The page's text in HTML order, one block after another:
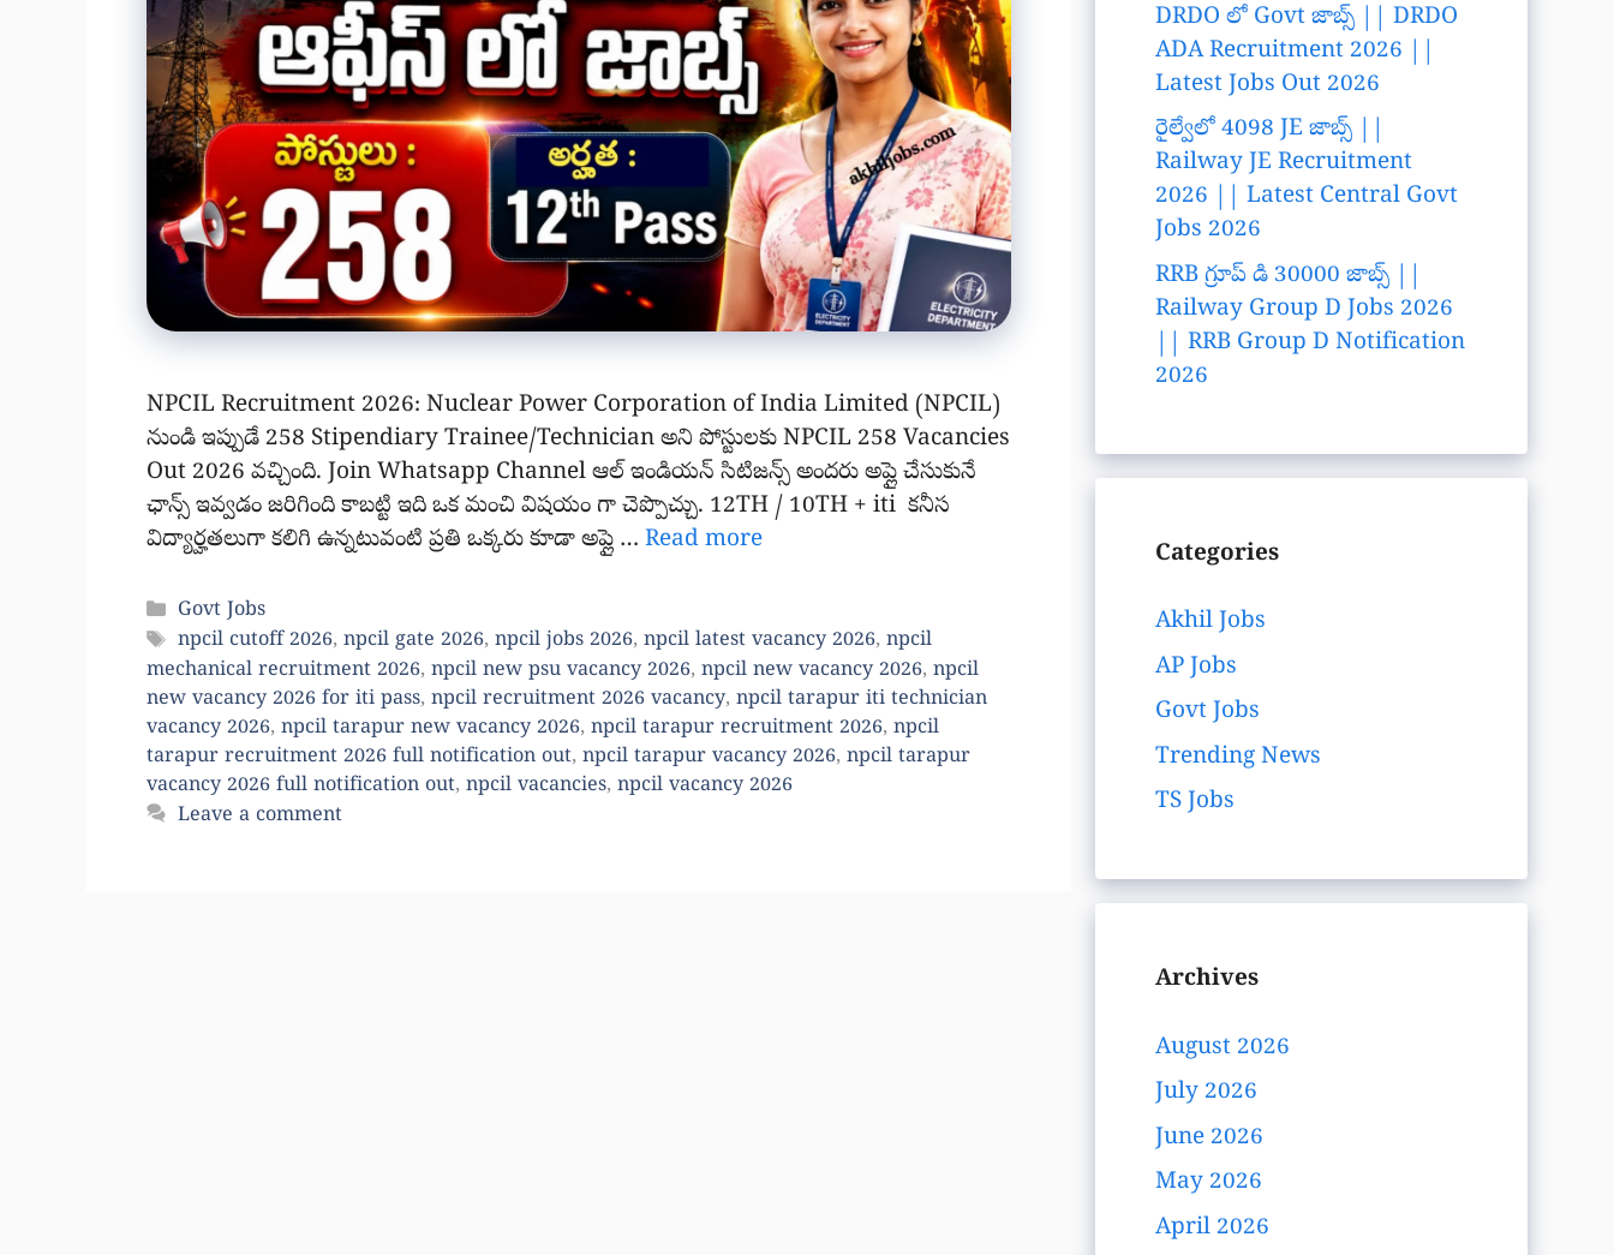
NPCIL Recruitment 2026: Nuclear Power Corporation of India Limited (NPCIL)
నుండి ఇప్పుడే 258 Stipendiary Trainee/Technician అని పోస్టులకు NPCIL 258 Vacancies
Out 2026 వచ్చింది. Join Whatsapp Channel ఆల్ ఇండియన్ సిటిజన్స్ అందరు అప్లై చేసుకునే
ఛాన్స్ ఇవ్వడం జరిగింది కాబట్టి ఇది ఒక మంచి విషయం గా చెప్పొచ్చు. 12TH / 10TH + iti కనీస
విద్యార్హతలుగా కలిగి ఉన్నటువంటి ప్రతి ఒక్కరు కూడా అప్లై … Read more
Categories
Govt Jobs
Tags
npcil cutoff 2026, npcil gate 2026, npcil jobs 2026, npcil latest vacancy 2026, npcil
mechanical recruitment 2026, npcil new psu vacancy 2026, npcil new vacancy 2026, npcil
new vacancy 2026 for iti pass, npcil recruitment 2026 vacancy, npcil tarapur iti technician
vacancy 2026, npcil tarapur new vacancy 2026, npcil tarapur recruitment 2026, npcil
tarapur recruitment 2026 full notification out, npcil tarapur vacancy 2026, npcil tarapur
vacancy 2026 full notification out, npcil vacancies, npcil vacancy 2026
Leave a comment
DRDO లో Govt జాబ్స్ || DRDO
ADA Recruitment 2026 ||
Latest Jobs Out 2026
రైల్వేలో 4098 JE జాబ్స్ ||
Railway JE Recruitment
2026 || Latest Central Govt
Jobs 2026
RRB గ్రూప్ డి 30000 జాబ్స్ ||
Railway Group D Jobs 2026
|| RRB Group D Notification
2026
Categories
Akhil Jobs
AP Jobs
Govt Jobs
Trending News
TS Jobs
Archives
August 2026
July 2026
June 2026
May 2026
April 2026